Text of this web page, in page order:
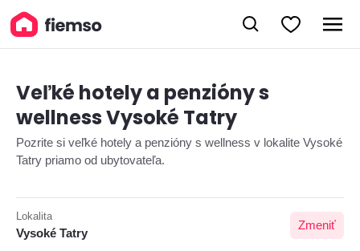
Veľké hotely a penzióny s
wellness Vysoké Tatry
Pozrite si veľké hotely a penzióny s wellness v lokalite Vysoké
Tatry priamo od ubytovateľa.
Lokalita
Vysoké Tatry
Zmeniť